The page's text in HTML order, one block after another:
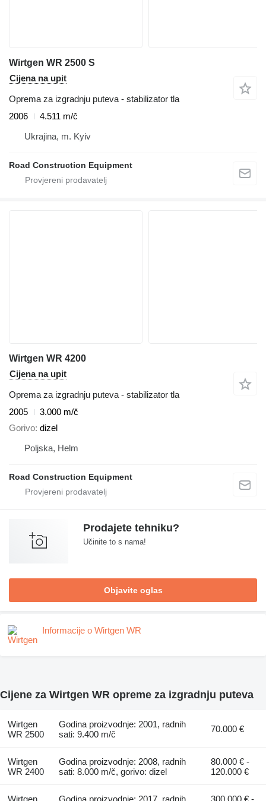
Wirtgen WR 2500 S
Cijena na upit
Oprema za izgradnju puteva - stabilizator tla
2006
4.511 m/č
Ukrajina, m. Kyiv
Road Construction Equipment
Wirtgen WR 4200
Cijena na upit
Oprema za izgradnju puteva - stabilizator tla
2005
3.000 m/č
Gorivo dizel
Poljska, Helm
Road Construction Equipment
Prodajete tehniku?
Učinite to s nama!
Objavite oglas
Informacije o Wirtgen WR
Cijene za Wirtgen WR opreme za izgradnju puteva
Wirtgen
WR 2500
Godina proizvodnje: 2001, radnih
sati: 9.400 m/č
70.000 €
Wirtgen
WR 2400
Godina proizvodnje: 2008, radnih
sati: 8.000 m/č, gorivo: dizel
80.000 € -
120.000 €
Wirtgen
Godina proizvodnje: 2017, radnih
300.000 € -